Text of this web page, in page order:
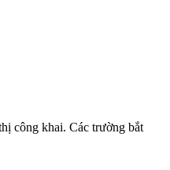
công khai. Các trường bắt